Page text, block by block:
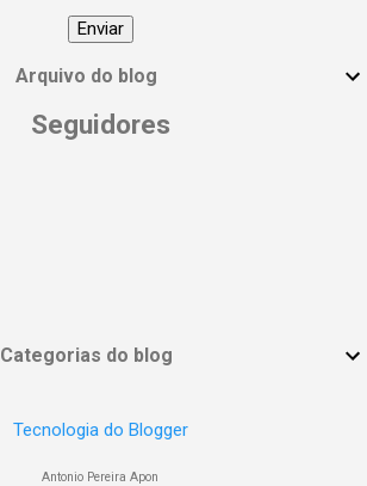
#EmpoderamentoFeminino
#MulheresPoderosas #VocêÉUmaDeusa
Arquivo do blog
Seguidores
Categorias do blog
Tecnologia do Blogger
Antonio Pereira Apon